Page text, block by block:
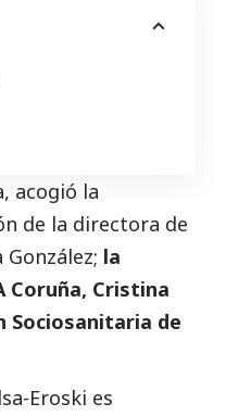
acogió la
de la directora de
González; la
Coruña, Cristina
Sociosanitaria de
Eroski es